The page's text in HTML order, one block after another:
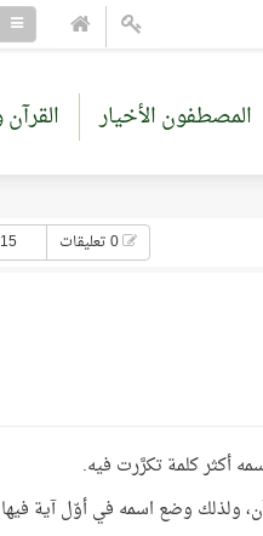
المصطفون الأخيار
115
أكثر كلمة تكرَّرت فيه.
ولذلك وضع اسمه في أوّل آية